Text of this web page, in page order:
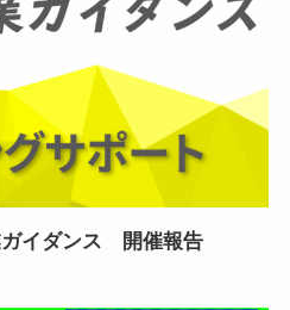
ガイダンス 開催報告